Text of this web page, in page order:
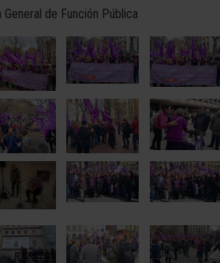
de Función Pública